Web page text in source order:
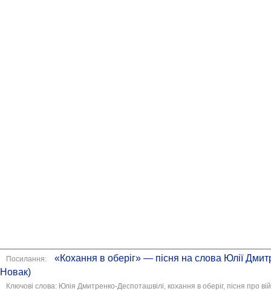
Посилання:
«Кохання в оберіг» — пісня на слова Юлії
Новак)
Ключові слова: Юлія Дмитренко-Деспоташвілі, кохання в оберіг, пісня про